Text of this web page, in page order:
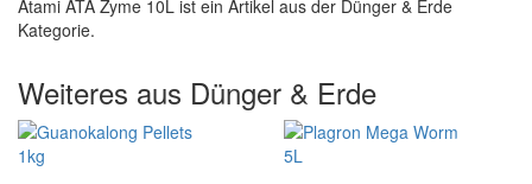
Atami ATA Zyme 10L ist ein Artikel aus der Dünger & Erde
Kategorie.
Weiteres aus Dünger & Erde